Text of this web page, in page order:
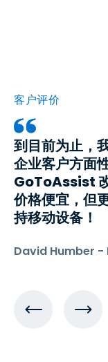
客户评价
到目前为止，
企业客户方面
GoToAssist
价格便宜，但
持移动设备！
David Humber -